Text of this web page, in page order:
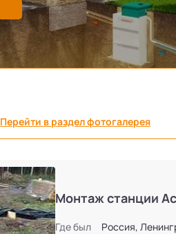
Перейти в раздел фотогалерея
Монтаж станции
Где был
Россия,